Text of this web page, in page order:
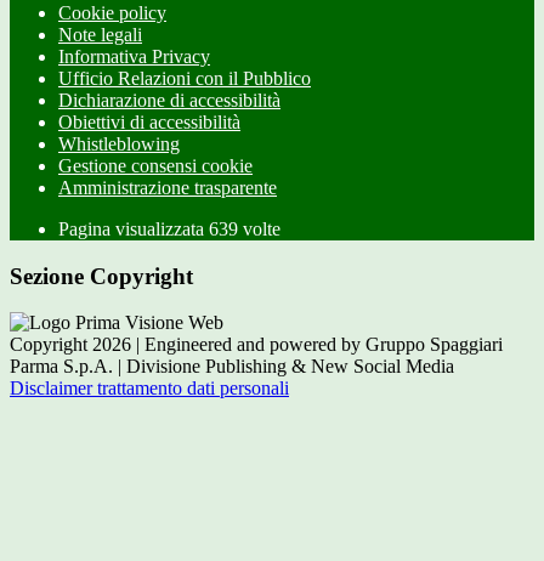
Cookie policy
Note legali
Informativa Privacy
Ufficio Relazioni con il Pubblico
Dichiarazione di accessibilità
Obiettivi di accessibilità
Whistleblowing
Gestione consensi cookie
Amministrazione trasparente
Pagina visualizzata 639 volte
Sezione Copyright
Copyright 2026 | Engineered and powered by Gruppo Spaggiari
Parma S.p.A. | Divisione Publishing & New Social Media
Disclaimer trattamento dati personali